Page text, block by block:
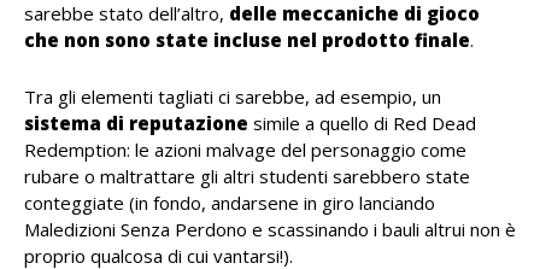
sarebbe stato dell’altro, delle meccaniche di gioco
che non sono state incluse nel prodotto finale.
Tra gli elementi tagliati ci sarebbe, ad esempio, un
sistema di reputazione simile a quello di Red Dead
Redemption: le azioni malvage del personaggio come
rubare o maltrattare gli altri studenti sarebbero state
conteggiate (in fondo, andarsene in giro lanciando
Maledizioni Senza Perdono e scassinando i bauli altrui non è
proprio qualcosa di cui vantarsi!).